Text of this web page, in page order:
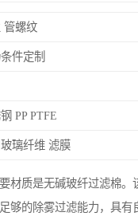
管螺纹
件定制
PP PTFE
璃纤维 滤膜
材质是无碱玻纤过滤棉。
够的除雾过滤能力，具有